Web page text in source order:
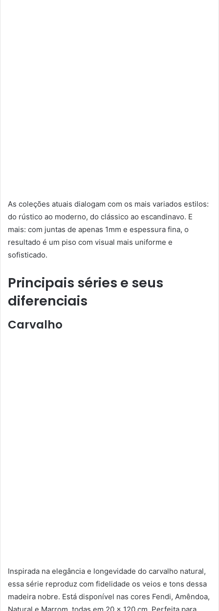
As coleções atuais dialogam com os mais variados estilos:
do rústico ao moderno, do clássico ao escandinavo. E
mais: com juntas de apenas 1mm e espessura fina, o
resultado é um piso com visual mais uniforme e
sofisticado.
Principais séries e seus
diferenciais
Carvalho
Inspirada na elegância e longevidade do carvalho natural,
essa série reproduz com fidelidade os veios e tons dessa
madeira nobre. Está disponível nas cores Fendi, Amêndoa,